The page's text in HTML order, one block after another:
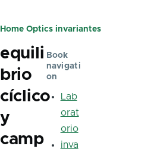
Breadcrumb
Home Optics invariantes
equili
brio
cíclico
y
camp
Book
navigati
on
Lab
orat
orio
inva